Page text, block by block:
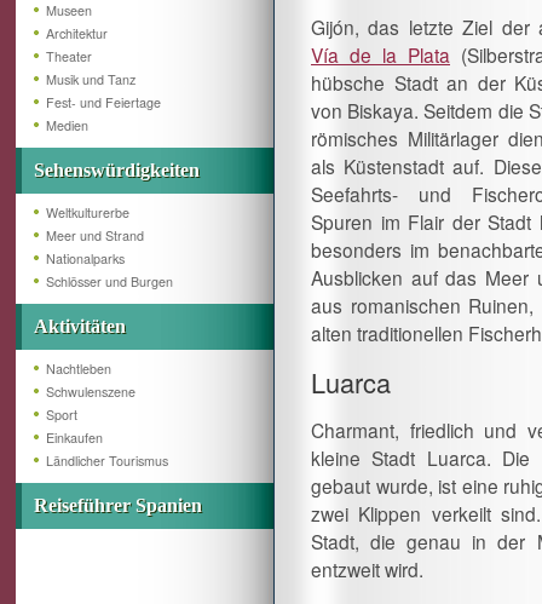
Museen
Architektur
Theater
Musik und Tanz
Fest- und Feiertage
Medien
Sehenswürdigkeiten
Weltkulturerbe
Meer und Strand
Nationalparks
Schlösser und Burgen
Aktivitäten
Nachtleben
Schwulenszene
Sport
Einkaufen
Ländlicher Tourismus
Reiseführer Spanien
Gijón, das letzte Ziel der
Vía de la Plata
hübsche Stadt an der
von Biskaya. Seitdem die
römisches Militärlager
als Küstenstadt auf.
Seefahrts- und
Spuren im Flair der Stadt
besonders im
Ausblicken auf das Meer
aus romanischen
alten traditionellen
Luarca
Charmant, friedlich und
kleine Stadt Luarca. Die
gebaut wurde, ist eine
zwei Klippen verkeilt
Stadt, die genau in der
entzweit wird.